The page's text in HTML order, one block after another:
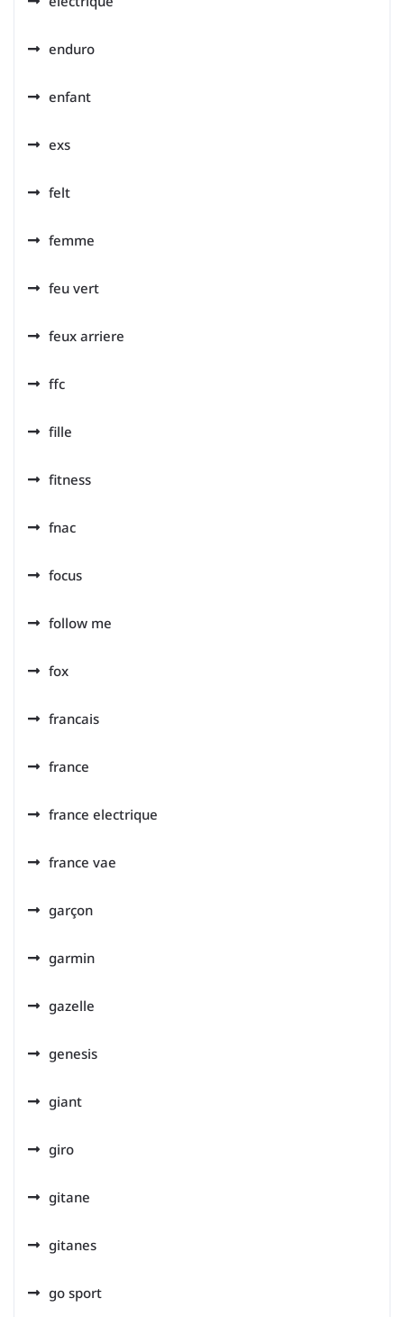
enduro
enfant
exs
felt
femme
feu vert
feux arriere
ffc
fille
fitness
fnac
focus
follow me
fox
francais
france
france electrique
france vae
garçon
garmin
gazelle
genesis
giant
giro
gitane
gitanes
go sport